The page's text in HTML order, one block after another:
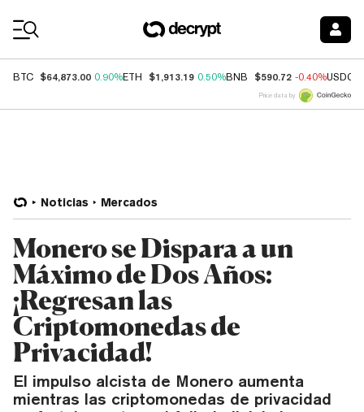
BTC $64,873.00 0.90%ETH $1,913.19 0.50%BNB $590.72 -0.40%USDC
Price data by
Noticias Mercados
Monero se Dispara a un
Máximo de Dos Años:
¡Regresan las
Criptomonedas de
Privacidad!
El impulso alcista de Monero aumenta
mientras las criptomonedas de privacidad